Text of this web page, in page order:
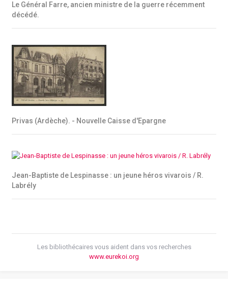
Le Général Farre, ancien ministre de la guerre récemment
décédé.
Privas (Ardèche). - Nouvelle Caisse d'Epargne
Jean-Baptiste de Lespinasse : un jeune héros vivarois / R.
Labrély
Les bibliothécaires vous aident dans vos recherches
www.eurekoi.org